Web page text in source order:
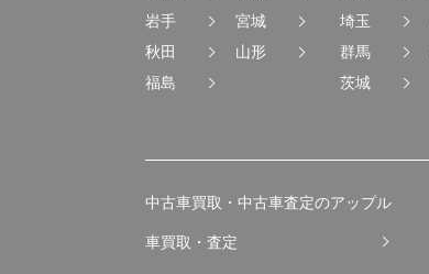
岩手
宮城
秋田
山形
福島
埼玉
群馬
茨城
中古車買取・中古車査定のアップル
車買取・査定